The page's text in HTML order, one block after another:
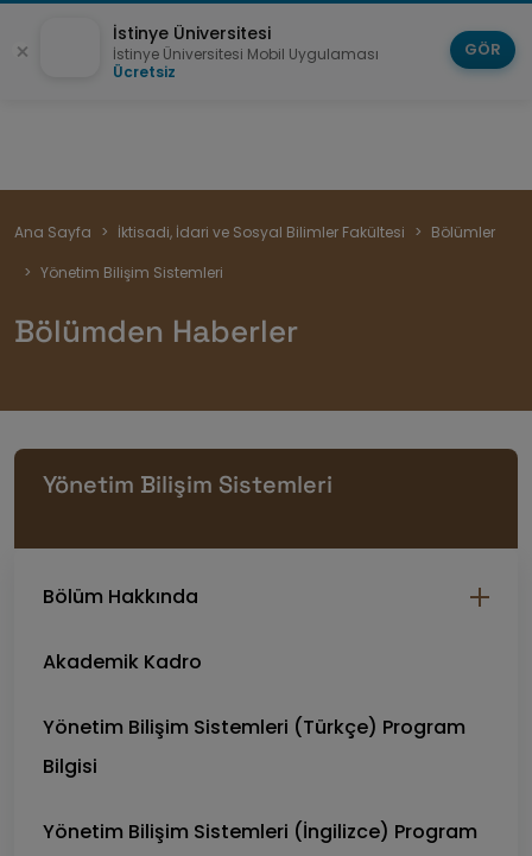
Sayfa
yolu
Ana Sayfa İktisadi, İdari ve Sosyal Bilimler Fakültesi
Bölümler
Yönetim Bilişim Sistemleri
Bölümden Haberler
Yönetim Bilişim Sistemleri
Bölüm Hakkında
Akademik Kadro
Yönetim Bilişim Sistemleri (Türkçe) Program
Bilgisi
Yönetim Bilişim Sistemleri (İngilizce) Program
İstinye Üniversitesi
İstinye Üniversitesi Mobil Uygulaması
Ücretsiz
GÖR